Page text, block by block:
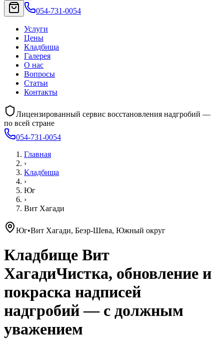
054-731-0054
Услуги
Цены
Кладбища
Галерея
О нас
Вопросы
Статьи
Контакты
Лицензированный сервис восстановления надгробий —
по всей стране
054-731-0054
Главная
›
Кладбища
›
Юг
›
Вит Хагади
Юг•Вит Хагади, Беэр-Шева, Южный округ
Кладбище Вит
ХагадиЧистка, обновление и
покраска надписей
надгробий — с должным
уважением